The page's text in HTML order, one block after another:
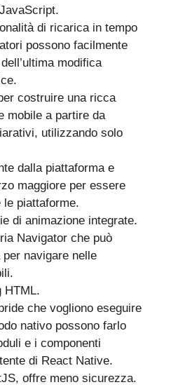
di ricarica in tempo
possono facilmente
modifica
costruire una ricca
mobile a partire da
utilizzando solo
dalla piattaforma e
maggiore per essere
piattaforme.
di animazione integrate.
Navigator che può
navigare nelle
HTML.
che vogliono eseguire
nativo possono farlo
e i componenti
di React Native.
offre meno sicurezza.